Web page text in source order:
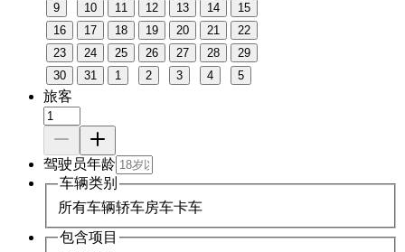
9
10 11 12 13 14
15
16
17 18 19 20 21
22
23
24 25 26 27 28
29
30
31 1 2 3 4 5
旅客
驾驶员年龄
车辆类别
所有车辆轿车房车卡车
包含项目